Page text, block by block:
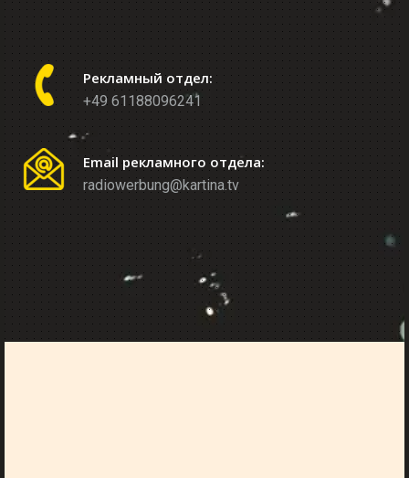
Рекламный отдел:
+49 61188096241
Email рекламного отдела:
radiowerbung@kartina.tv